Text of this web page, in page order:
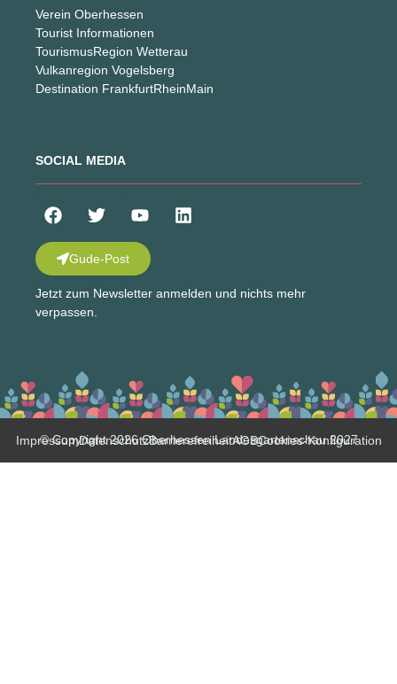
Verein Oberhessen
Tourist Informationen
TourismusRegion Wetterau
Vulkanregion Vogelsberg
Destination FrankfurtRheinMain
SOCIAL MEDIA
Gude-Post
Jetzt zum Newsletter anmelden und nichts mehr
verpassen.
© Copyright 2026 Oberhessen Landesgartenschau 2027
ImpressumDatenschutzBarrierefreiheitAGBCookies-Konfiguration